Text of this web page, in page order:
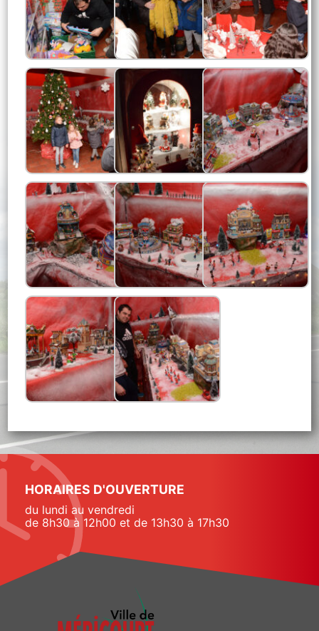
HORAIRES D'OUVERTURE
du lundi au vendredi
de 8h30 à 12h00 et de 13h30 à 17h30